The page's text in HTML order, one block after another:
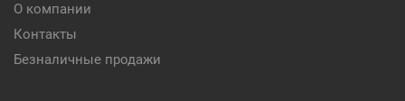
О компании
Контакты
Безналичные продажи